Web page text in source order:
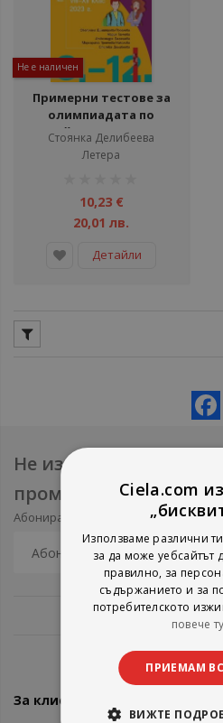
Не е наличен
Примерни тестове за
олимпиадата по
английски език за 8.-12.
клас - 2023
Стоянка Делибеева
Летера
10,23 €
20,01 лв.
Детайли
Не изпускайте нови
промоции
Абонирайте се за нашия e-mail
За клиенти
Ciela.com
Използваме различни
за да може уебсайтът
правилно, за
съдържанието и за
потребителското
повече
ПРИЕМАМ
ВИЖТЕ